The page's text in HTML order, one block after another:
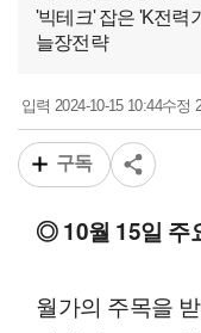
'빅테크' 잡은 'K전력
늘장전략
입력 2024-10-15 10:44수정
구독
◎ 10월 15일 주
월가의 주목을